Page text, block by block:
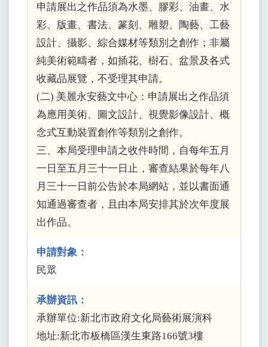
申請展出之作品須為水墨、膠彩、油畫、水
彩、版畫、書法、篆刻、雕塑、陶藝、工藝
設計、攝影、綜合媒材等類別之創作；非屬
純美術範疇者，如插花、樹石、盆景及各式
收藏品展覽，不受理其申請。
(二) 美麗永安藝文中心：申請展出之作品須
為應用美術、圖文設計、視覺影像設計、概
念式互動裝置創作等類別之創作。
三、本局受理申請之收件時間，自每年五月
一日至五月三十一日止，審查結果於每年八
月三十一日前公告於本局網站，並以書面通
知通過審查者，且由本局安排其於次年度展
出作品。
申請對象：
民眾
承辦資訊：
承辦單位:新北市政府文化局藝術展演科
地址:新北市板橋區漢生東路166號3樓